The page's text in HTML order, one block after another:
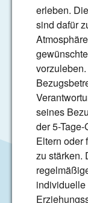
erleben.
sind dafür
seines
der 5-
Eltern oder
zu stärken.